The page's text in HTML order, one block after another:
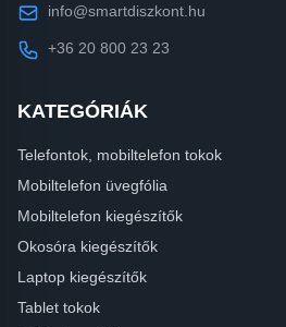
info@smartdiszkont.hu
+36 20 800 23 23
KATEGÓRIÁK
Telefontok, mobiltelefon tokok
Mobiltelefon üvegfólia
Mobiltelefon kiegészítők
Okosóra kiegészítők
Laptop kiegészítők
Tablet tokok